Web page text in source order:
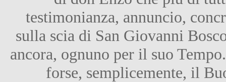
testimonianza, annuncio,
sulla scia di San Giovanni
ancora, ognuno per il suo
forse, semplicemente, il